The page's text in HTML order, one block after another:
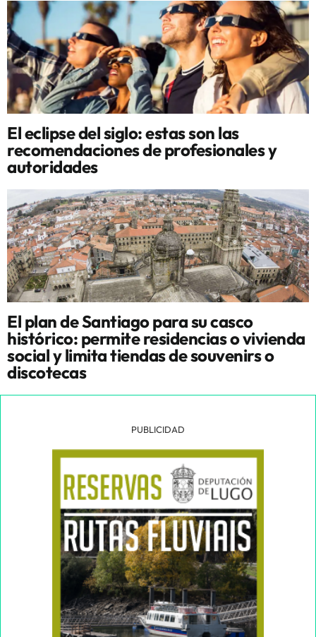
El eclipse del siglo: estas son las
recomendaciones de profesionales y
autoridades
El plan de Santiago para su casco
histórico: permite residencias o vivienda
social y limita tiendas de souvenirs o
discotecas
PUBLICIDAD